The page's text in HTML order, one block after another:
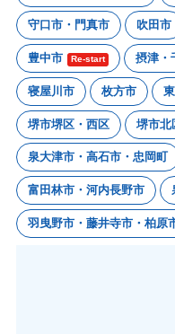
守口市・門真市 吹田市
豊中市 Re-start 摂津・
寝屋川市 枚方市
堺市堺区・西区 堺市北
泉大津市・高石市・忠岡町
富田林市・河内長野市
羽曳野市・藤井寺市・柏原